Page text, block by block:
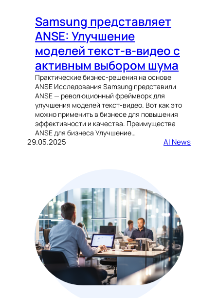
Samsung представляет
ANSE: Улучшение
моделей текст-в-видео с
активным выбором шума
Практические бизнес-решения на основе
ANSE Исследования Samsung представили
ANSE — революционный фреймворк для
улучшения моделей текст-видео. Вот как это
можно применить в бизнесе для повышения
эффективности и качества. Преимущества
ANSE для бизнеса Улучшение…
29.05.2025 AI News